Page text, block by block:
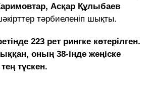
Асқар Құлыбаев
тәрбиеленіп шықты.
223 рет рингке көтерілген.
оның 38-інде жеңіске
түскен.